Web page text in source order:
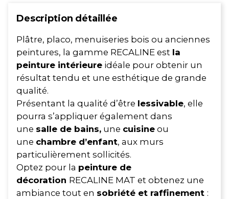
Description détaillée
Plâtre, placo, menuiseries bois ou anciennes
peintures, la gamme RECALINE est la
peinture intérieure idéale pour obtenir un
résultat tendu et une esthétique de grande
qualité.
Présentant la qualité d’être lessivable, elle
pourra s’appliquer également dans
une salle de bains, une cuisine ou
une chambre d’enfant, aux murs
particulièrement sollicités.
Optez pour la peinture de
décoration RECALINE MAT et obtenez une
ambiance tout en sobriété et raffinement :